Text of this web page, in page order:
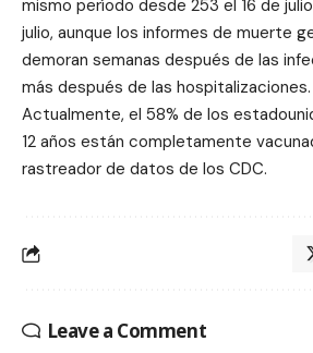
mismo período desde 253 el 16 de
julio, aunque los informes de muerte
demoran semanas después de las
más después de las hospitalizaciones.
Actualmente, el 58% de los
12 años están completamente
rastreador de datos de los CDC.
Leave a Comment